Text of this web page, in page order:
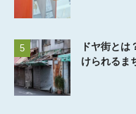
5
ドヤ街とは
けられるま